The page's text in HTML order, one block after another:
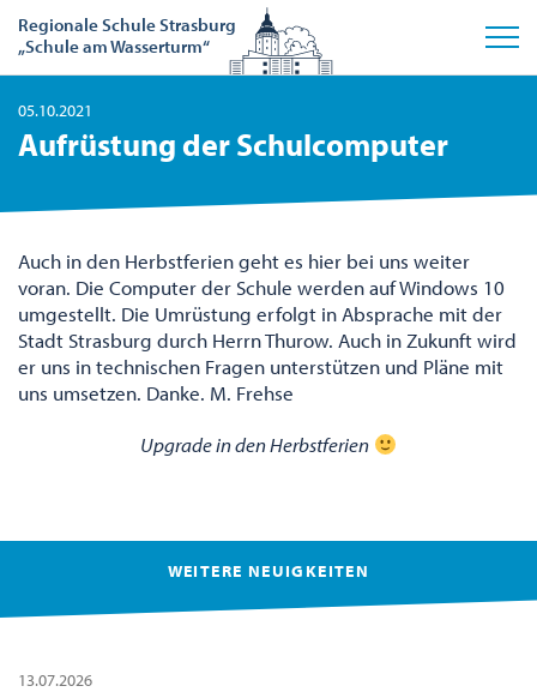
Regionale Schule Strasburg
„Schule am Wasserturm“
05.10.2021
Aufrüstung der Schulcomputer
Auch in den Herbstferien geht es hier bei uns weiter
voran. Die Computer der Schule werden auf Windows 10
umgestellt. Die Umrüstung erfolgt in Absprache mit der
Stadt Strasburg durch Herrn Thurow. Auch in Zukunft wird
er uns in technischen Fragen unterstützen und Pläne mit
uns umsetzen. Danke. M. Frehse
Upgrade in den Herbstferien
WEITERE NEUIGKEITEN
13.07.2026